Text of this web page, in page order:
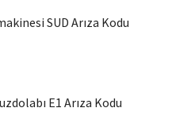
SUD Arıza Kodu
E1 Arıza Kodu